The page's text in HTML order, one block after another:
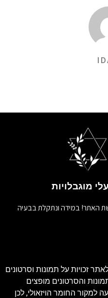
מוגבלויות
האתר! במידה ונתקלת בבעיה
זכויות על תמונות וסרטונים
והסרטונים מופצים
החומר הויזאולי, לכן